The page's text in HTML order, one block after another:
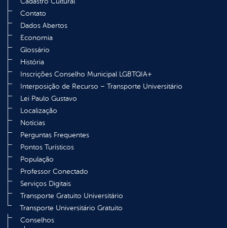
Contato
Dados Abertos
Economia
Glossário
História
Inscrições Conselho Municipal LGBTQIA+
Interposição de Recurso – Transporte Universitário
Lei Paulo Gustavo
Localização
Notícias
Perguntas Frequentes
Pontos Turísticos
População
Professor Conectado
Serviços Digitais
Transporte Gratuito Universitário
Transporte Universitário Gratuito
Conselhos